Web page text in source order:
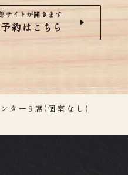
サイトが開きます
約はこちら
ター9席(個室なし)